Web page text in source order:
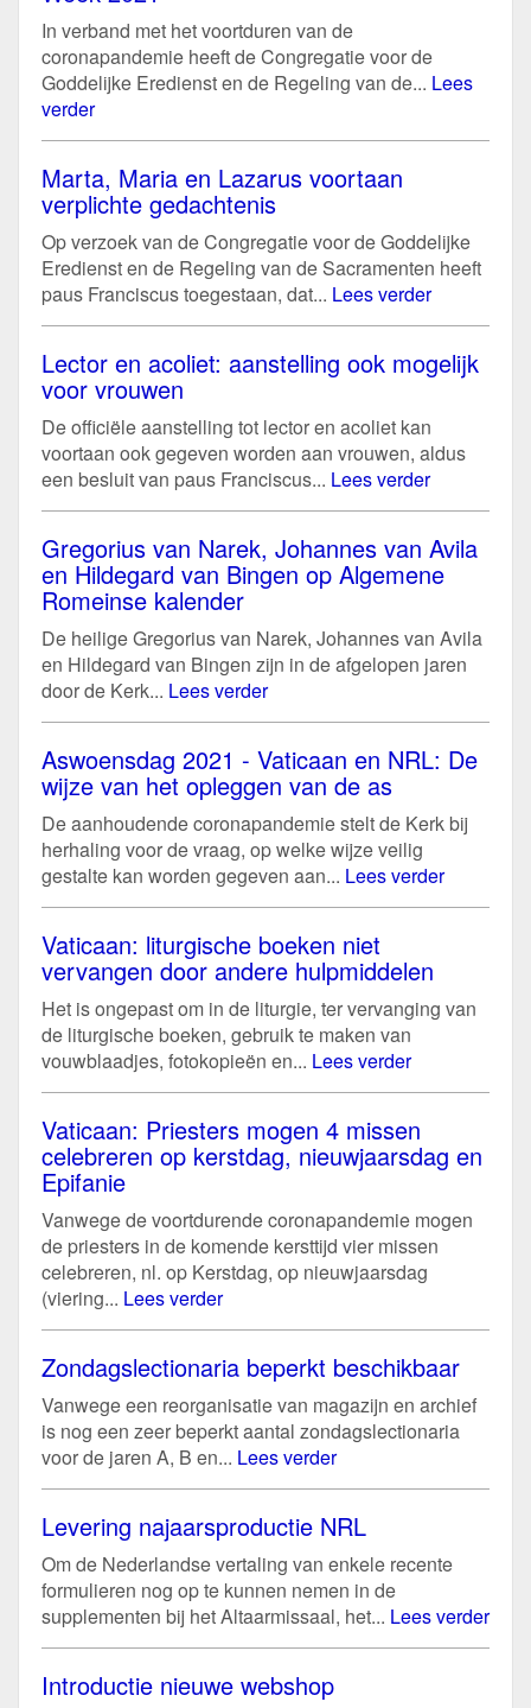
In verband met het voortduren van de
coronapandemie heeft de Congregatie voor de
Goddelijke Eredienst en de Regeling van de... Lees
verder
Marta, Maria en Lazarus voortaan
verplichte gedachtenis
Op verzoek van de Congregatie voor de Goddelijke
Eredienst en de Regeling van de Sacramenten heeft
paus Franciscus toegestaan, dat... Lees verder
Lector en acoliet: aanstelling ook mogelijk
voor vrouwen
De officiële aanstelling tot lector en acoliet kan
voortaan ook gegeven worden aan vrouwen, aldus
een besluit van paus Franciscus... Lees verder
Gregorius van Narek, Johannes van Avila
en Hildegard van Bingen op Algemene
Romeinse kalender
De heilige Gregorius van Narek, Johannes van Avila
en Hildegard van Bingen zijn in de afgelopen jaren
door de Kerk... Lees verder
Aswoensdag 2021 - Vaticaan en NRL: De
wijze van het opleggen van de as
De aanhoudende coronapandemie stelt de Kerk bij
herhaling voor de vraag, op welke wijze veilig
gestalte kan worden gegeven aan... Lees verder
Vaticaan: liturgische boeken niet
vervangen door andere hulpmiddelen
Het is ongepast om in de liturgie, ter vervanging van
de liturgische boeken, gebruik te maken van
vouwblaadjes, fotokopieën en... Lees verder
Vaticaan: Priesters mogen 4 missen
celebreren op kerstdag, nieuwjaarsdag en
Epifanie
Vanwege de voortdurende coronapandemie mogen
de priesters in de komende kersttijd vier missen
celebreren, nl. op Kerstdag, op nieuwjaarsdag
(viering... Lees verder
Zondagslectionaria beperkt beschikbaar
Vanwege een reorganisatie van magazijn en archief
is nog een zeer beperkt aantal zondagslectionaria
voor de jaren A, B en... Lees verder
Levering najaarsproductie NRL
Om de Nederlandse vertaling van enkele recente
formulieren nog op te kunnen nemen in de
supplementen bij het Altaarmissaal, het... Lees verder
Introductie nieuwe webshop